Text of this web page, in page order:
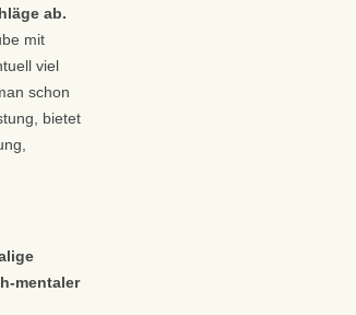
ab.
mit
viel
schon
bietet
mentaler